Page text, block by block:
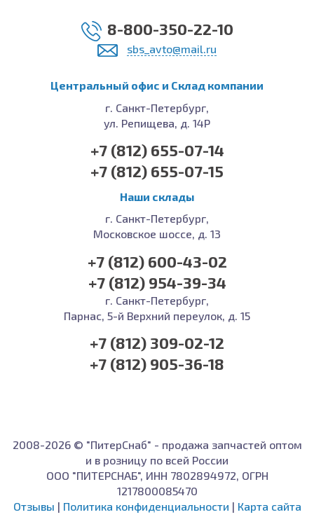
8-800-350-22-10
sbs_avto@mail.ru
Центральный офис и Cклад компании
г. Санкт-Петербург,
ул. Репищева, д. 14Р
+7 (812) 655-07-14
+7 (812) 655-07-15
Наши склады
г. Санкт-Петербург,
Московское шоссе, д. 13
+7 (812) 600-43-02
+7 (812) 954-39-34
г. Санкт-Петербург,
Парнас, 5-й Верхний переулок, д. 15
+7 (812) 309-02-12
+7 (812) 905-36-18
2008-2026 © "ПитерСнаб" - продажа запчастей оптом
и в розницу по всей России
ООО "ПИТЕРСНАБ", ИНН 7802894972, ОГРН
1217800085470
Отзывы | Политика конфиденциальности | Карта сайта